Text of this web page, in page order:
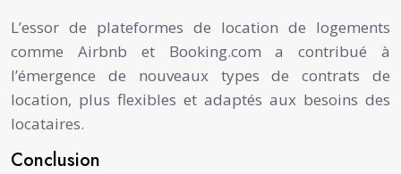
L’essor de plateformes de location de logements
comme Airbnb et Booking.com a contribué à
l’émergence de nouveaux types de contrats de
location, plus flexibles et adaptés aux besoins des
locataires.
Conclusion